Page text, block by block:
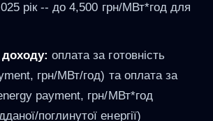
рік -- до 4,500 грн/МВт*год для
оплата за готовність
грн/МВт/год) та оплата за
payment, грн/МВт*год
поглинутої енергії)